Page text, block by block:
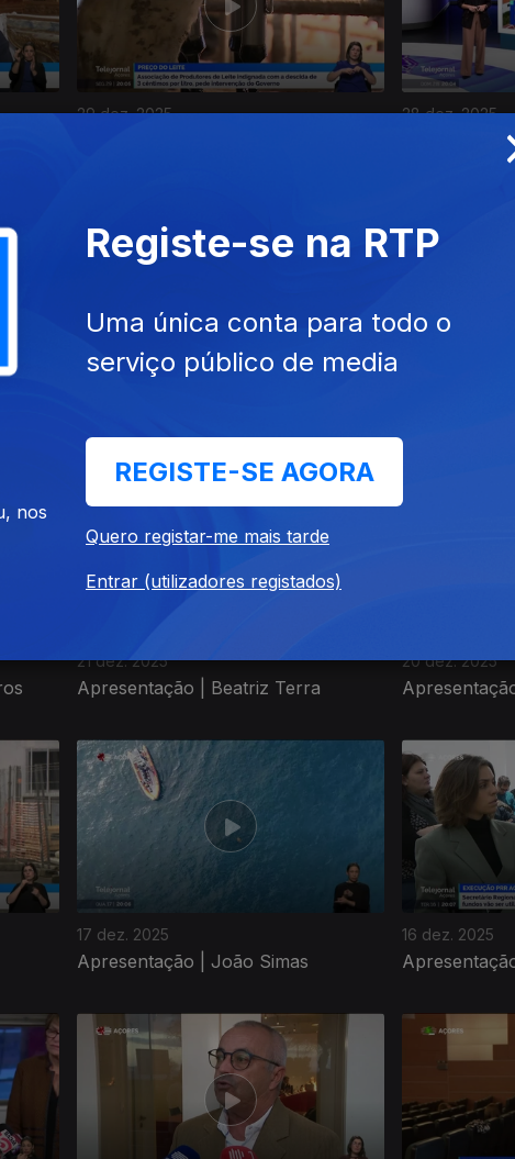
29 dez. 2025 28 dez. 2025
21 dez. 2025
Apresentação | Beatriz Terra
20 dez. 2025
17 dez. 2025
Apresentação | João Simas
16 dez. 2025
nos
Registe-se na RTP
Uma única conta para todo o
serviço público de media
REGISTE-SE AGORA
Quero registar-me mais tarde
Entrar (utilizadores registados)